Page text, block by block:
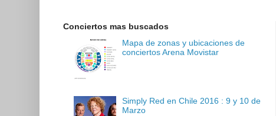
Conciertos mas buscados
Mapa de zonas y ubicaciones de
conciertos Arena Movistar
Simply Red en Chile 2016 : 9 y 10 de
Marzo